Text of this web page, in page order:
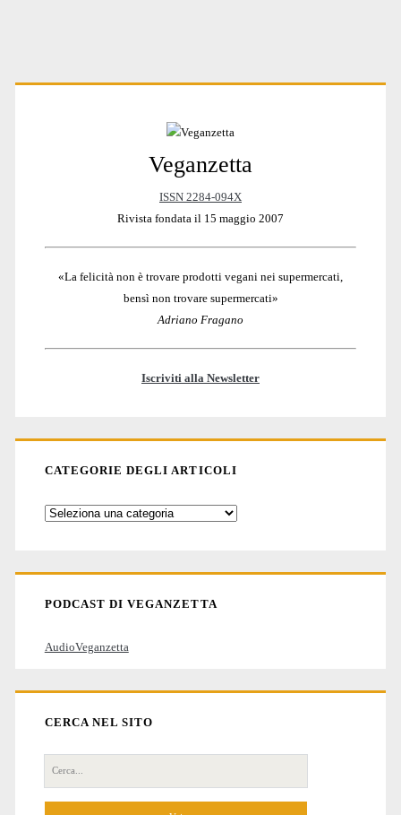
Primary
Veganzetta
ISSN 2284-094X
Rivista fondata il 15 maggio 2007
«La felicità non è trovare prodotti vegani nei supermercati,
bensì non trovare supermercati»
Adriano Fragano
Iscriviti alla Newsletter
CATEGORIE DEGLI ARTICOLI
Categorie
PODCAST DI VEGANZETTA
AudioVeganzetta
CERCA NEL SITO
Cerca
per: